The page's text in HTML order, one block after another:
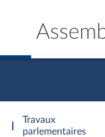
Travaux
parlementaires